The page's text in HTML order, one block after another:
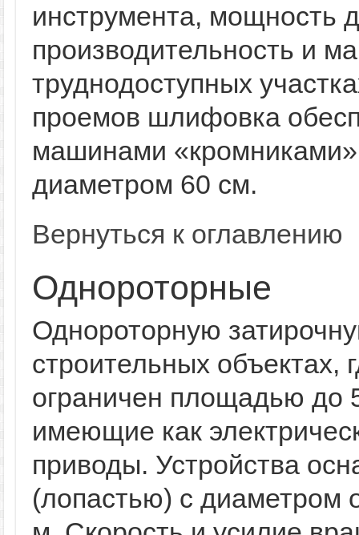
инструмента, мощность
производительность и
труднодоступных
проемов шлифовка
машинами
диаметром 60 см.
Вернуться к оглавлению
Однороторные
Однороторную
строительных объектах,
ограничен площадью до
имеющие как
приводы. Устройства
(лопастью) с диаметром